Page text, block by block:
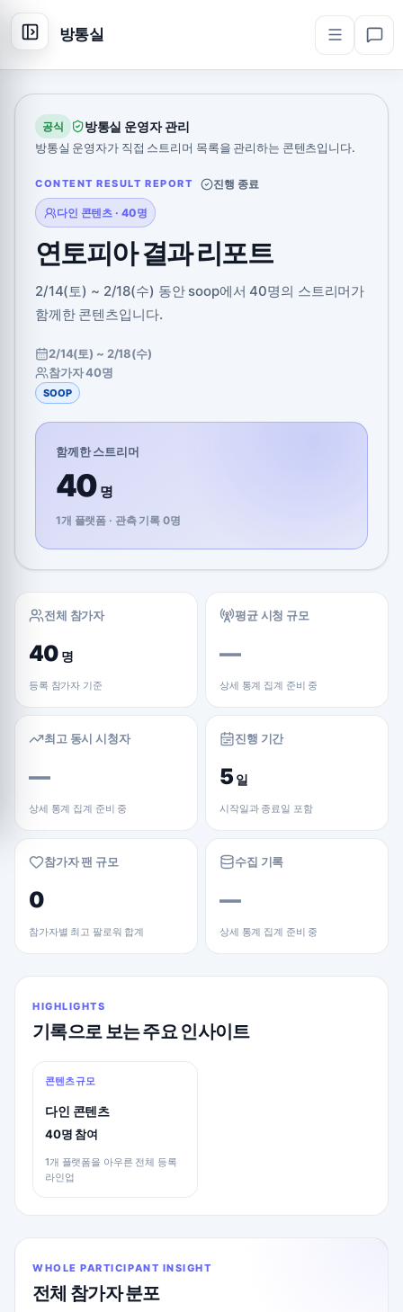
방통실
공식 방통실 운영자 관리
방통실 운영자가 직접 스트리머 목록을 관리하는 콘텐츠입니다.
CONTENT RESULT REPORT 진행 종료
다인 콘텐츠 · 40명
연토피아 결과 리포트
2/14(토) ~ 2/18(수) 동안 soop에서 40명의 스트리머가
함께한 콘텐츠입니다.
2/14(토) ~ 2/18(수)
참가자 40명
SOOP
함께한 스트리머
40 명
1개 플랫폼 · 관측 기록 0명
전체 참가자
40 명
등록 참가자 기준
평균 시청 규모
—
상세 통계 집계 준비 중
최고 동시 시청자
—
상세 통계 집계 준비 중
진행 기간
5 일
시작일과 종료일 포함
참가자 팬 규모
0
참가자별 최고 팔로워 합계
수집 기록
—
상세 통계 집계 준비 중
HIGHLIGHTS
기록으로 보는 주요 인사이트
콘텐츠 규모
다인 콘텐츠
40명 참여
1개 플랫폼을 아우른 전체 등록
라인업
WHOLE PARTICIPANT INSIGHT
전체 참가자 분포